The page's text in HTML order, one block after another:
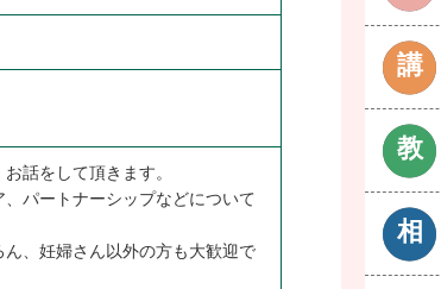
話をして頂きます。
パートナーシップなどについて
、妊婦さん以外の方も大歓迎で